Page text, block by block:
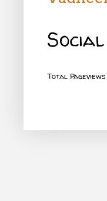
Total Pageviews